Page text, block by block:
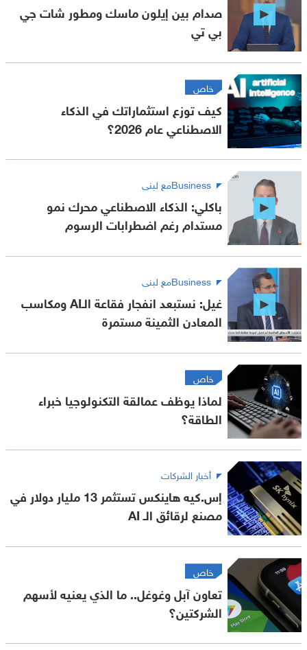
صدام بين إيلون ماسك ومطور شات جي
بي تي
خاص
كيف توزع استثماراتك في الذكاء
الاصطناعي عام 2026؟
Businessمع لبنى
باكلي: الذكاء الاصطناعي محرك نمو
مستدام رغم اضطرابات الرسوم
Businessمع لبنى
غيل: نستبعد انفجار فقاعة الـAI ومكاسب
المعادن الثمينة مستمرة
خاص
لماذا يوظف عمالقة التكنولوجيا خبراء
الطاقة؟
أخبار الشركات
إس.كيه هاينكس تستثمر 13 مليار دولار في
مصنع لرقائق الـ AI
خاص
تعاون آبل وغوغل.. ما الذي يعنيه لأسهم
الشركتين؟